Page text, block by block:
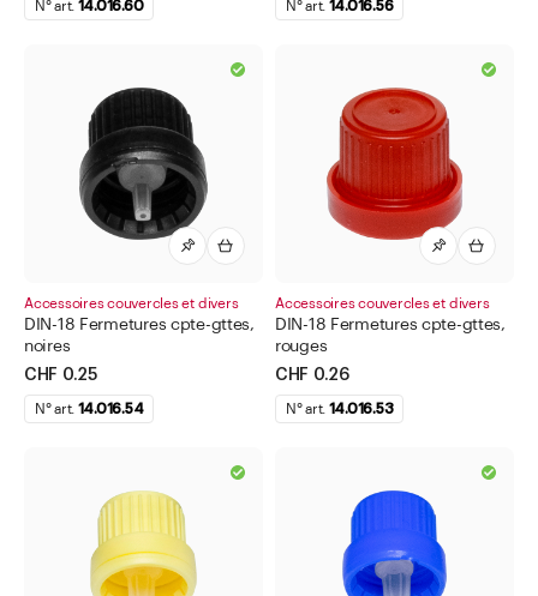
N° art. 14.016.60 N° art. 14.016.56
Accessoires couvercles et divers
DIN-18 Fermetures cpte-gttes,
noires
CHF 0.25
N° art. 14.016.54
Accessoires couvercles et divers
DIN-18 Fermetures cpte-gttes,
rouges
CHF 0.26
N° art. 14.016.53